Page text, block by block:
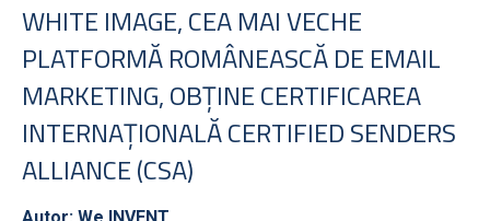
WHITE IMAGE, CEA MAI VECHE
PLATFORMĂ ROMÂNEASCĂ DE EMAIL
MARKETING, OBȚINE CERTIFICAREA
INTERNAȚIONALĂ CERTIFIED SENDERS
ALLIANCE (CSA)